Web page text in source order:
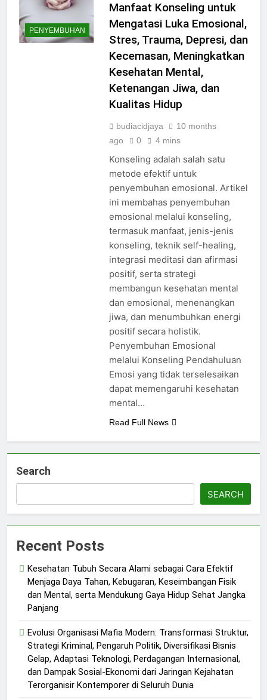
PENYEMBUHAN
Manfaat Konseling untuk
Mengatasi Luka Emosional,
Stres, Trauma, Depresi, dan
Kecemasan, Meningkatkan
Kesehatan Mental,
Ketenangan Jiwa, dan
Kualitas Hidup
budiacidjaya
10 months
ago
0 4 mins
Konseling adalah salah satu
metode efektif untuk
penyembuhan emosional. Artikel
ini membahas penyembuhan
emosional melalui konseling,
termasuk manfaat, jenis-jenis
konseling, teknik self-healing,
integrasi meditasi dan afirmasi
positif, serta strategi
membangun kesehatan mental
dan emosional, menenangkan
jiwa, dan menumbuhkan energi
positif secara holistik.
Penyembuhan Emosional
melalui Konseling Pendahuluan
Emosi yang tidak terselesaikan
dapat memengaruhi kesehatan
mental…
Read Full News
Search
SEARCH
Recent Posts
Kesehatan Tubuh Secara Alami sebagai Cara Efektif
Menjaga Daya Tahan, Kebugaran, Keseimbangan Fisik
dan Mental, serta Mendukung Gaya Hidup Sehat Jangka
Panjang
Evolusi Organisasi Mafia Modern: Transformasi Struktur,
Strategi Kriminal, Pengaruh Politik, Diversifikasi Bisnis
Gelap, Adaptasi Teknologi, Perdagangan Internasional,
dan Dampak Sosial-Ekonomi dari Jaringan Kejahatan
Terorganisir Kontemporer di Seluruh Dunia